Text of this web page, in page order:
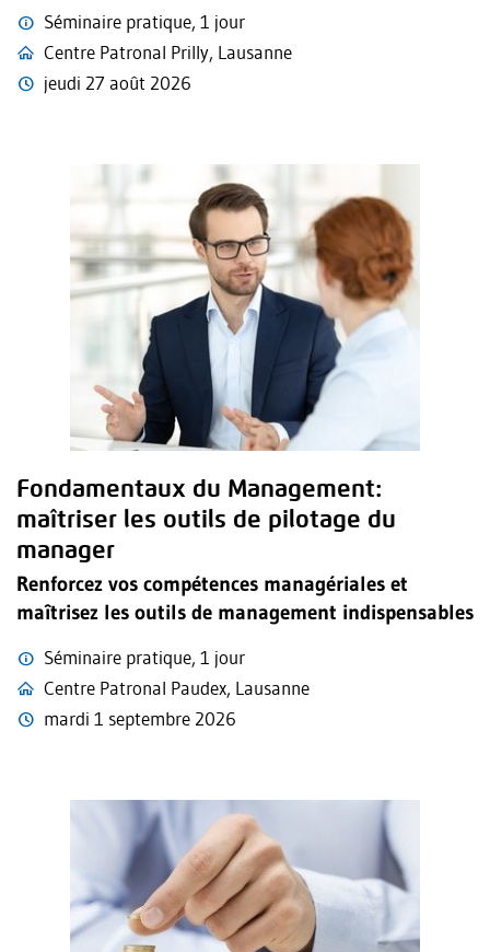
Séminaire pratique, 1 jour
Centre Patronal Prilly, Lausanne
jeudi 27 août 2026
Fondamentaux du Management:
maîtriser les outils de pilotage du
manager
Renforcez vos compétences managériales et
maîtrisez les outils de management indispensables
Séminaire pratique, 1 jour
Centre Patronal Paudex, Lausanne
mardi 1 septembre 2026